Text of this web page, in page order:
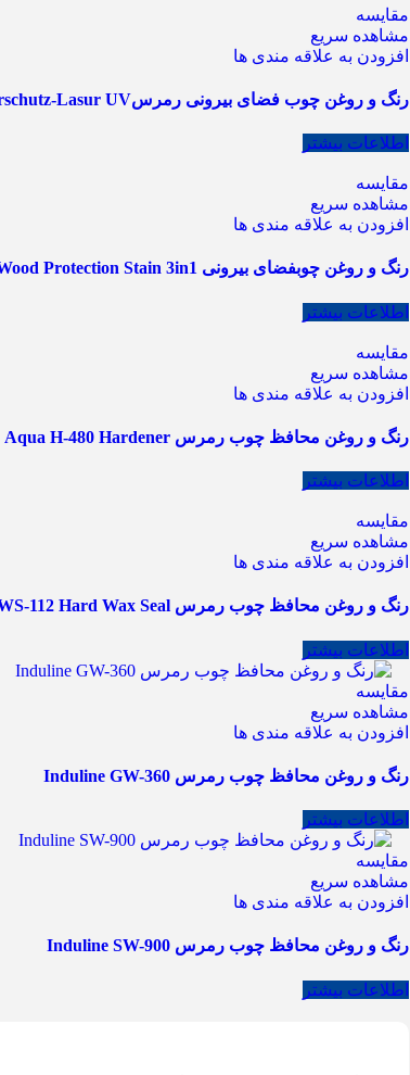
مقایسه
مشاهده سریع
افزودن به علاقه مندی ها
رنگ و روغن چوب فضای بیرونی رمرسDauerschutz-Lasur UV
اطلاعات بیشتر
مقایسه
مشاهده سریع
افزودن به علاقه مندی ها
رنگ و روغن چوبفضای بیرونی Aqua HSL-35/m Premium Wood Protection Stain 3in1
اطلاعات بیشتر
مقایسه
مشاهده سریع
افزودن به علاقه مندی ها
رنگ و روغن محافظ چوب رمرس Aqua H-480 Hardener
اطلاعات بیشتر
مقایسه
مشاهده سریع
افزودن به علاقه مندی ها
رنگ و روغن محافظ چوب رمرس HWS-112 Hard Wax Seal
اطلاعات بیشتر
مقایسه
مشاهده سریع
افزودن به علاقه مندی ها
رنگ و روغن محافظ چوب رمرس Induline GW-360
اطلاعات بیشتر
مقایسه
مشاهده سریع
افزودن به علاقه مندی ها
رنگ و روغن محافظ چوب رمرس Induline SW-900
اطلاعات بیشتر